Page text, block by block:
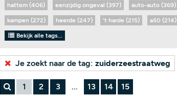
hattem (406) eenzijdig ongeval (397) auto-auto (369)
kampen (272) heerde (247) 't harde (215) a50 (214)
Bekijk alle tags...
Je zoekt naar de tag: zuiderzeestraatweg
1 2 3 ... 13 14 15